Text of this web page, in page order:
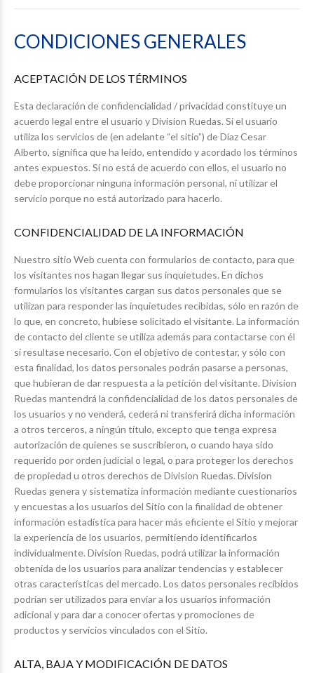
CONDICIONES GENERALES
ACEPTACIÓN DE LOS TÉRMINOS
Esta declaración de confidencialidad / privacidad constituye un
acuerdo legal entre el usuario y Division Ruedas. Si el usuario
utiliza los servicios de (en adelante “el sitio”) de Díaz Cesar
Alberto, significa que ha leído, entendido y acordado los términos
antes expuestos. Si no está de acuerdo con ellos, el usuario no
debe proporcionar ninguna información personal, ni utilizar el
servicio porque no está autorizado para hacerlo.
CONFIDENCIALIDAD DE LA INFORMACIÓN
Nuestro sitio Web cuenta con formularios de contacto, para que
los visitantes nos hagan llegar sus inquietudes. En dichos
formularios los visitantes cargan sus datos personales que se
utilizan para responder las inquietudes recibidas, sólo en razón de
lo que, en concreto, hubiese solicitado el visitante. La información
de contacto del cliente se utiliza además para contactarse con él
si resultase necesario. Con el objetivo de contestar, y sólo con
esta finalidad, los datos personales podrán pasarse a personas,
que hubieran de dar respuesta a la petición del visitante. Division
Ruedas mantendrá la confidencialidad de los datos personales de
los usuarios y no venderá, cederá ni transferirá dicha información
a otros terceros, a ningún título, excepto que tenga expresa
autorización de quienes se suscribieron, o cuando haya sido
requerido por orden judicial o legal, o para proteger los derechos
de propiedad u otros derechos de Division Ruedas. Division
Ruedas genera y sistematiza información mediante cuestionarios
y encuestas a los usuarios del Sitio con la finalidad de obtener
información estadística para hacer más eficiente el Sitio y mejorar
la experiencia de los usuarios, permitiendo identificarlos
individualmente. Division Ruedas, podrá utilizar la información
obtenida de los usuarios para analizar tendencias y establecer
otras características del mercado. Los datos personales recibidos
podrían ser utilizados para enviar a los usuarios información
adicional y para dar a conocer ofertas y promociones de
productos y servicios vinculados con el Sitio.
ALTA, BAJA Y MODIFICACIÓN DE DATOS